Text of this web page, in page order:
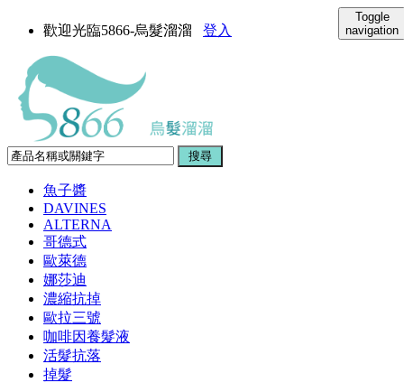
歡迎光臨5866-烏髮溜溜 登入
Toggle
navigation
魚子醬
DAVINES
ALTERNA
哥德式
歐萊德
娜莎迪
濃縮抗掉
歐拉三號
咖啡因養髮液
活髮抗落
掉髮